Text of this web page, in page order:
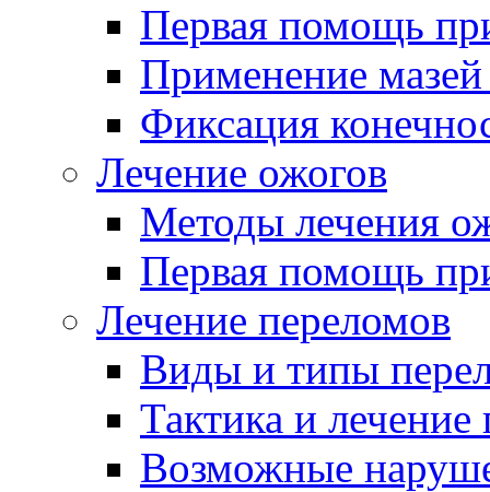
Первая помощь
Применение
Фиксация
Лечение ожогов
Методы лечения
Первая помощь
Лечение переломов
Виды и типы
Тактика и
Возможные